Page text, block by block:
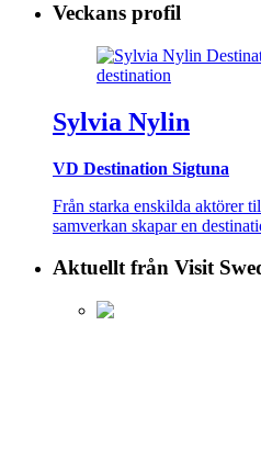
Veckans profil
Sylvia Nylin
VD Destination Sigtuna
Från starka enskilda aktörer
samverkan skapar en
Aktuellt från Visit